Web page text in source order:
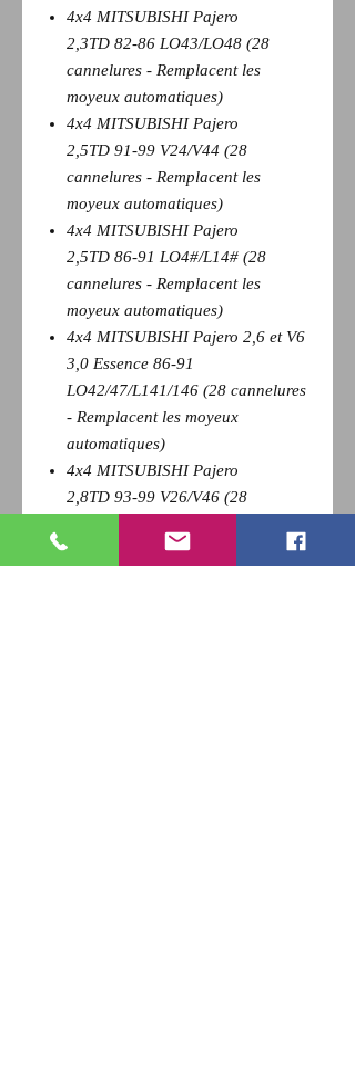
4x4 MITSUBISHI Pajero
2,3TD 82-86 LO43/LO48 (28
cannelures - Remplacent les
moyeux automatiques)
4x4 MITSUBISHI Pajero
2,5TD 91-99 V24/V44 (28
cannelures - Remplacent les
moyeux automatiques)
4x4 MITSUBISHI Pajero
2,5TD 86-91 LO4#/L14# (28
cannelures - Remplacent les
moyeux automatiques)
4x4 MITSUBISHI Pajero 2,6 et V6
3,0 Essence 86-91
LO42/47/L141/146 (28 cannelures
- Remplacent les moyeux
automatiques)
4x4 MITSUBISHI Pajero
2,8TD 93-99 V26/V46 (28
moyeux automatiques)